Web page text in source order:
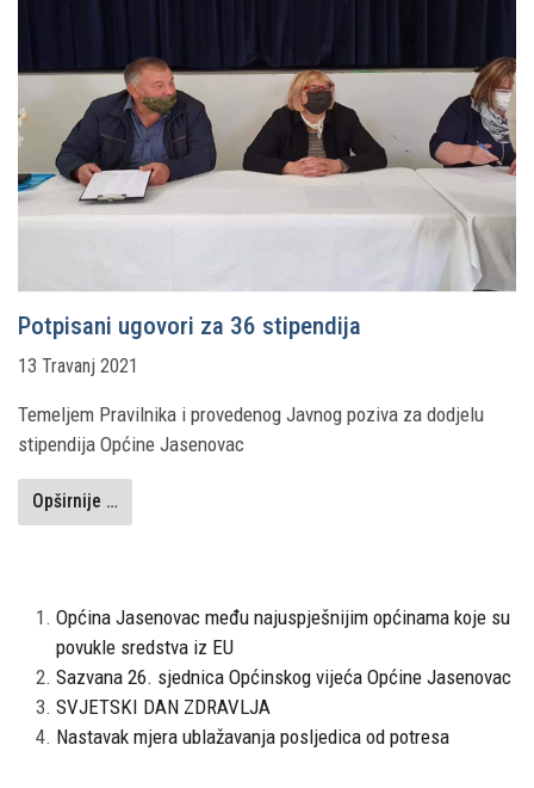
Potpisani ugovori za 36 stipendija
13 Travanj 2021
Temeljem Pravilnika i provedenog Javnog poziva za dodjelu
stipendija Općine Jasenovac
Opširnije …
Općina Jasenovac među najuspješnijim općinama koje su
povukle sredstva iz EU
Sazvana 26. sjednica Općinskog vijeća Općine Jasenovac
SVJETSKI DAN ZDRAVLJA
Nastavak mjera ublažavanja posljedica od potresa